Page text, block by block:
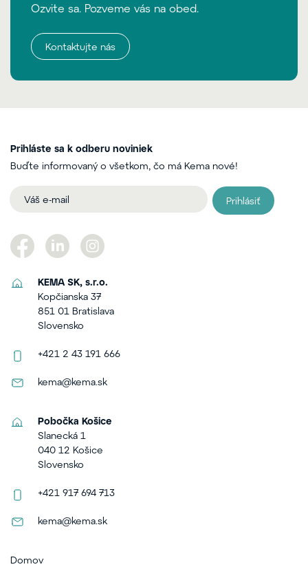
Ozvite sa. Pozveme vás na obed.
Kontaktujte nás
Prihláste sa k odberu noviniek
Buďte informovaný o všetkom, čo má Kema nové!
Prihlásiť
KEMA SK, s.r.o.
Kopčianska 37
851 01 Bratislava
Slovensko
+421 2 43 191 666
kema@kema.sk
Pobočka Košice
Slanecká 1
040 12 Košice
Slovensko
+421 917 694 713
kema@kema.sk
Domov